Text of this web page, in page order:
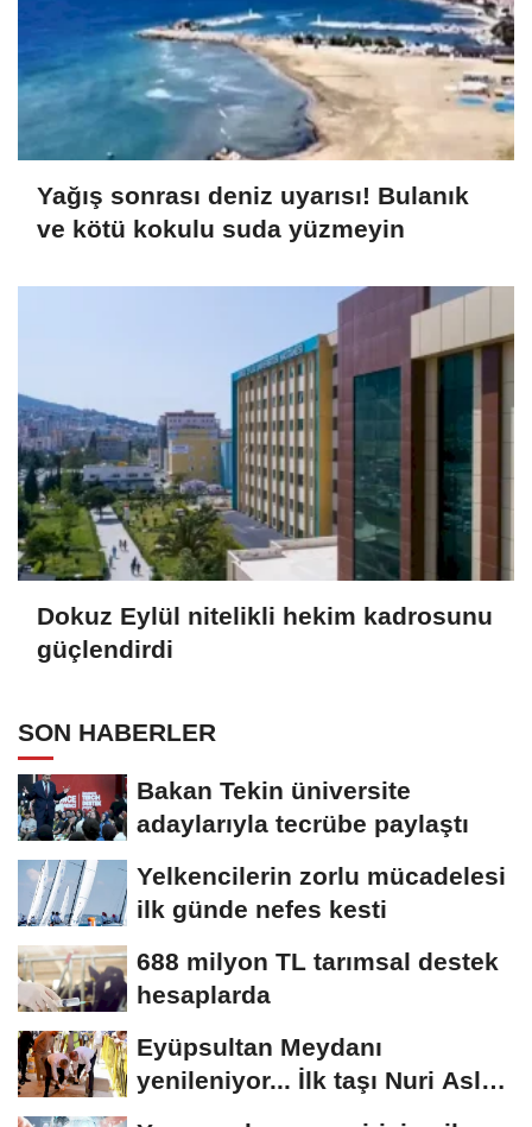
Yağış sonrası deniz uyarısı! Bulanık
ve kötü kokulu suda yüzmeyin
Dokuz Eylül nitelikli hekim kadrosunu
güçlendirdi
SON HABERLER
Bakan Tekin üniversite
adaylarıyla tecrübe paylaştı
Yelkencilerin zorlu mücadelesi
ilk günde nefes kesti
688 milyon TL tarımsal destek
hesaplarda
Eyüpsultan Meydanı
yenileniyor... İlk taşı Nuri Aslan